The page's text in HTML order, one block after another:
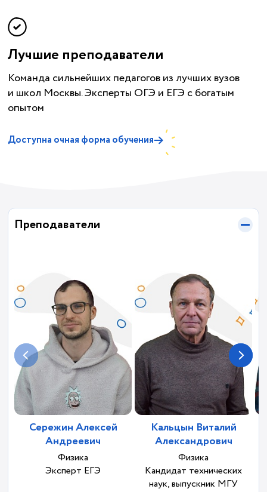
Лучшие преподаватели
Команда сильнейших педагогов из лучших вузов
и школ Москвы. Эксперты ОГЭ и ЕГЭ с богатым
опытом
Доступна очная форма обучения
Преподаватели
Сережин Алексей
Андреевич
Физика
Эксперт ЕГЭ
Кальцын Виталий
Александрович
Физика
Кандидат технических
наук, выпускник МГУ